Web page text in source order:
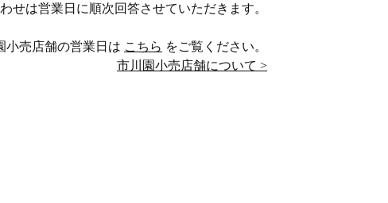
せは営業日に順次回答させていただきます。
小売店舗の営業日は こちら をご覧ください。
市川園小売店舗について >